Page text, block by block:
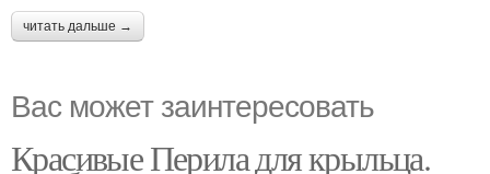
читать дальше →
Вас может заинтересовать
Красивые Перила для крыльца.